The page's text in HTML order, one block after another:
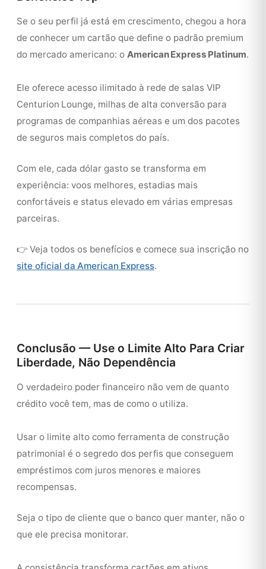
Se o seu perfil já está em crescimento, chegou a hora
de conhecer um cartão que define o padrão premium
do mercado americano: o American Express Platinum.
Ele oferece acesso ilimitado à rede de salas VIP
Centurion Lounge, milhas de alta conversão para
programas de companhias aéreas e um dos pacotes
de seguros mais completos do país.
Com ele, cada dólar gasto se transforma em
experiência: voos melhores, estadias mais
confortáveis e status elevado em várias empresas
parceiras.
👉 Veja todos os benefícios e comece sua inscrição no
site oficial da American Express.
Conclusão — Use o Limite Alto Para Criar
Liberdade, Não Dependência
O verdadeiro poder financeiro não vem de quanto
crédito você tem, mas de como o utiliza.
Usar o limite alto como ferramenta de construção
patrimonial é o segredo dos perfis que conseguem
empréstimos com juros menores e maiores
recompensas.
Seja o tipo de cliente que o banco quer manter, não o
que ele precisa monitorar.